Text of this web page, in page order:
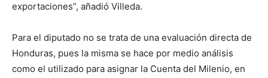
exportaciones”, añadió Villeda.
Para el diputado no se trata de una evaluación directa de
Honduras, pues la misma se hace por medio análisis
como el utilizado para asignar la Cuenta del Milenio, en